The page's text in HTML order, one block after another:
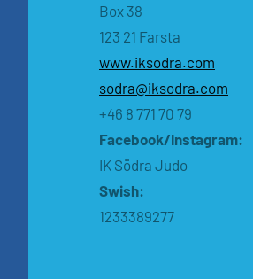
Box 38
123 21 Farsta
www.iksodra.com
sodra@iksodra.com
+46 8 771 70 79
Facebook/Instagram:
IK Södra Judo
Swish:
1233389277